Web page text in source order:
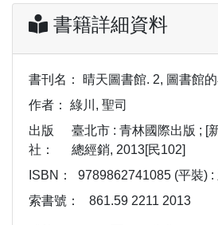
書籍詳細資料
書刊名：
晴天圖書館. 2, 圖書館
作者：
綠川, 聖司
出版
社：
臺北市 : 青林國際出版 ; [
總經銷, 2013[民102]
ISBN：
9789862741085 (平裝) :
索書號：
861.59 2211 2013